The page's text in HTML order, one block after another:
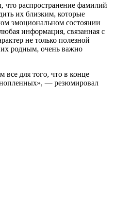
распространение фамилий
их близким, которые
эмоциональном состоянии
информация, связанная с
не только полезной
родным, очень важно
все для того, что в конце
— резюмировал